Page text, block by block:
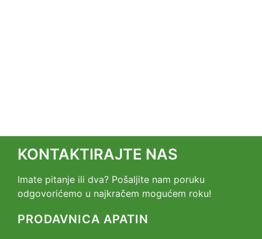
KONTAKTIRAJTE NAS
Imate pitanje ili dva? Pošaljite nam poruku
odgovorićemo u najkračem mogućem roku!
PRODAVNICA APATIN